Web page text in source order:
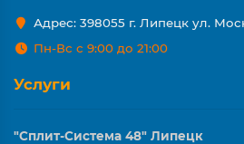
Адрес: 398055 г. Липецк ул.
Пн-Вс с 9:00 до 21:00
Услуги
"Сплит-Система 48" Липецк